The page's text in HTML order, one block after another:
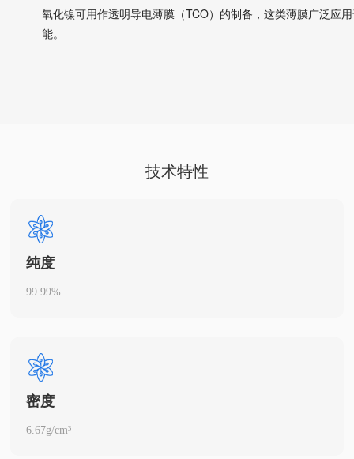
氧化镍可用作透明导电薄膜（TCO）的制备，这类薄膜广泛应
能。
技术特性
纯度
99.99%
密度
6.67g/cm³